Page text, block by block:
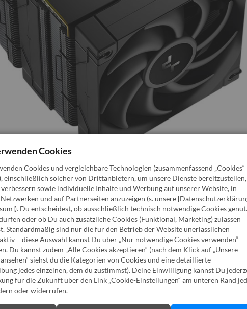
in Weiß
Cookies
Cookies und vergleichbare Technologien (zusammenfassend „Cookies“
einschließlich solcher von Drittanbietern, um unsere Dienste bereitzustellen,
sowie individuelle Inhalte und Werbung auf unserer Website, in
und auf Partnerseiten anzuzeigen (s. unsere [
). Du entscheidest, ob ausschließlich technisch notwendige Cookies
oder ob Du auch zusätzliche Cookies (Funktional, Marketing) zulassen
Standardmäßig sind nur die für den Betrieb der Website unerlässlichen
– diese Auswahl kannst Du über „Nur notwendige Cookies verwenden“
Du kannst zudem „Alle Cookies akzeptieren“ (nach dem Klick auf „Unsere
siehst du die Kategorien von Cookies und eine detaillierte
jedes einzelnen, dem du zustimmst). Deine Einwilligung kannst Du
für die Zukunft über den Link „Cookie-Einstellungen“ am unteren Rand
oder widerrufen.